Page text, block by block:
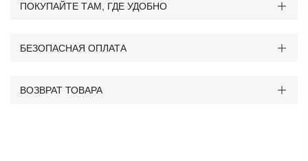
ПОКУПАЙТЕ ТАМ, ГДЕ УДОБНО
БЕЗОПАСНАЯ ОПЛАТА
ВОЗВРАТ ТОВАРА